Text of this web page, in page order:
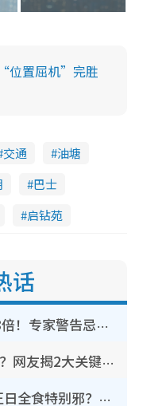
位置屈机”完胜
交通
油塘
巴士
启钻苑
话
行李清洁｜车轮脏过马桶58倍！专家警告忌用酒精擦 教1招免脏手除菌
装修拆铁闸随时变贼人目标？网友揭2大关键用途：装新款等于白装？附新旧铁闸分别
鬼门开2026｜农历七月撞正日全食特别邪？专家警告切忌做一事！揭4大禁忌+2招保平安